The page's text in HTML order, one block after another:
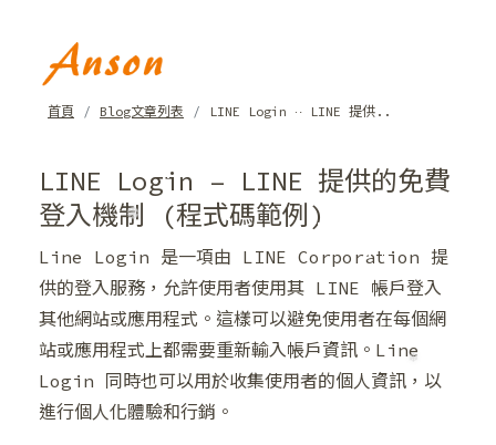
首頁 Blog文章列表 LINE Login – LINE 提供..
LINE Login – LINE 提供的免費
登入機制 (程式碼範例)
Line Login 是一項由 LINE Corporation 提
供的登入服務，允許使用者使用其 LINE 帳戶登入
其他網站或應用程式。這樣可以避免使用者在每個網
站或應用程式上都需要重新輸入帳戶資訊。Line
Login 同時也可以用於收集使用者的個人資訊，以
進行個人化體驗和行銷。
❆